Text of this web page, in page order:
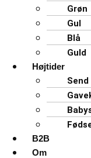
Grøn
Gul
Blå
Guld
Højtider
Send
B2B
Om